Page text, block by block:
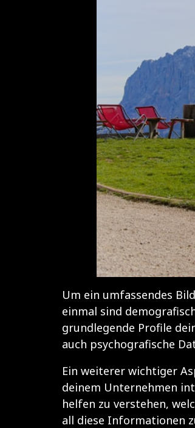
Um ein umfassendes
einmal sind
grundlegende Profile
auch psychografische
Ein weiterer wichtiger
deinem Unternehmen
helfen zu verstehen,
all diese Informationen